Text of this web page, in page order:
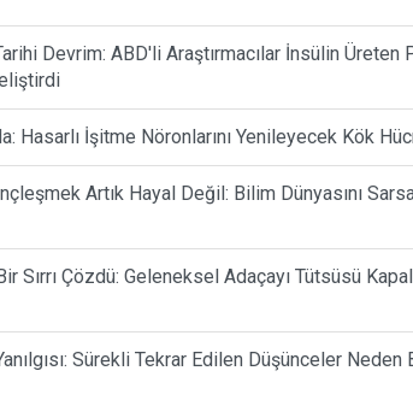
Devrim: ABD'li Araştırmacılar İnsülin
Hasarlı İşitme Nöronlarını Yenileyecek Kök
Artık Hayal Değil: Bilim Dünyasını
Sırrı Çözdü: Geleneksel Adaçayı Tütsüsü
Sürekli Tekrar Edilen Düşünceler